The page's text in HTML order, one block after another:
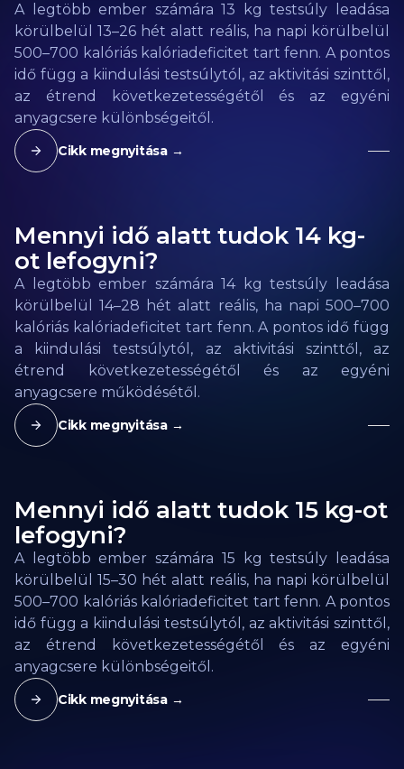
A legtöbb ember számára 13 kg testsúly leadása
körülbelül 13–26 hét alatt reális, ha napi körülbelül
500–700 kalóriás kalóriadeficitet tart fenn. A pontos
idő függ a kiindulási testsúlytól, az aktivitási szinttől,
az étrend következetességétől és az egyéni
anyagcsere különbségeitől.
Cikk megnyitása →
Mennyi idő alatt tudok 14 kg-
ot lefogyni?
A legtöbb ember számára 14 kg testsúly leadása
körülbelül 14–28 hét alatt reális, ha napi 500–700
kalóriás kalóriadeficitet tart fenn. A pontos idő függ
a kiindulási testsúlytól, az aktivitási szinttől, az
étrend következetességétől és az egyéni
anyagcsere működésétől.
Cikk megnyitása →
Mennyi idő alatt tudok 15 kg-ot
lefogyni?
A legtöbb ember számára 15 kg testsúly leadása
körülbelül 15–30 hét alatt reális, ha napi körülbelül
500–700 kalóriás kalóriadeficitet tart fenn. A pontos
idő függ a kiindulási testsúlytól, az aktivitási szinttől,
az étrend következetességétől és az egyéni
anyagcsere különbségeitől.
Cikk megnyitása →